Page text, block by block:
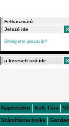
Elfelejtette jelszavát?
Napirenden Kult-Túra
Számítástechnika